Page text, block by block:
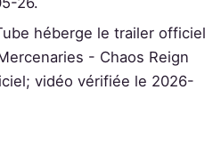
héberge le trailer officiel
- Chaos Reign
vidéo vérifiée le 2026-